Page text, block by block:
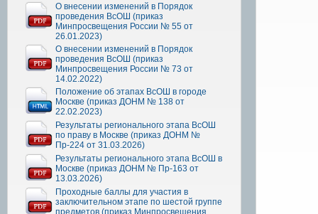
О внесении изменений в Порядок
проведения ВсОШ (приказ
Минпросвещения России № 55 от
26.01.2023)
О внесении изменений в Порядок
проведения ВсОШ (приказ
Минпросвещения России № 73 от
14.02.2022)
Положение об этапах ВсОШ в городе
Москве (приказ ДОНМ № 138 от
22.02.2023)
Результаты регионального этапа ВсОШ
по праву в Москве (приказ ДОНМ №
Пр-224 от 31.03.2026)
Результаты регионального этапа ВсОШ в
Москве (приказ ДОНМ № Пр-163 от
13.03.2026)
Проходные баллы для участия в
заключительном этапе по шестой группе
предметов (приказ Минпросвещения